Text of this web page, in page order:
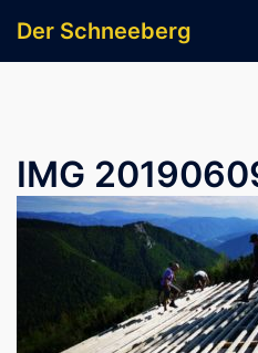
Inhalt
Der Schneeberg
IMG